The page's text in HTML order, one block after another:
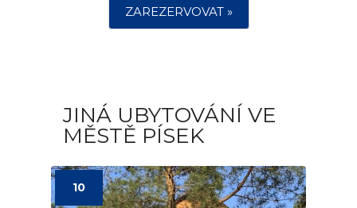
ZAREZERVOVAT »
JINÁ UBYTOVÁNÍ VE
MĚSTĚ PÍSEK
10